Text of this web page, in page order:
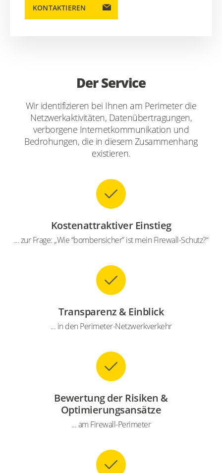
KONTAKTIEREN
Der Service
Wir identifizieren bei Ihnen am Perimeter die
Netzwerkaktivitäten, Datenübertragungen,
verborgene Internetkommunikation und
Bedrohungen, die in diesem Zusammenhang
existieren.
Kostenattraktiver Einstieg
... zur Frage: „Wie “bombensicher” ist mein Firewall-Schutz?“
Transparenz & Einblick
... in den Perimeter-Netzwerkverkehr
Bewertung der Risiken &
Optimierungsansätze
... am Firewall-Perimeter